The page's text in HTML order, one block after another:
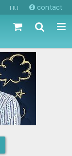
HU contact